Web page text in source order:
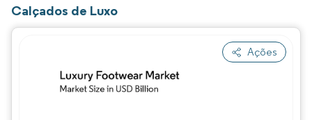
Calçados de Luxo
Ações